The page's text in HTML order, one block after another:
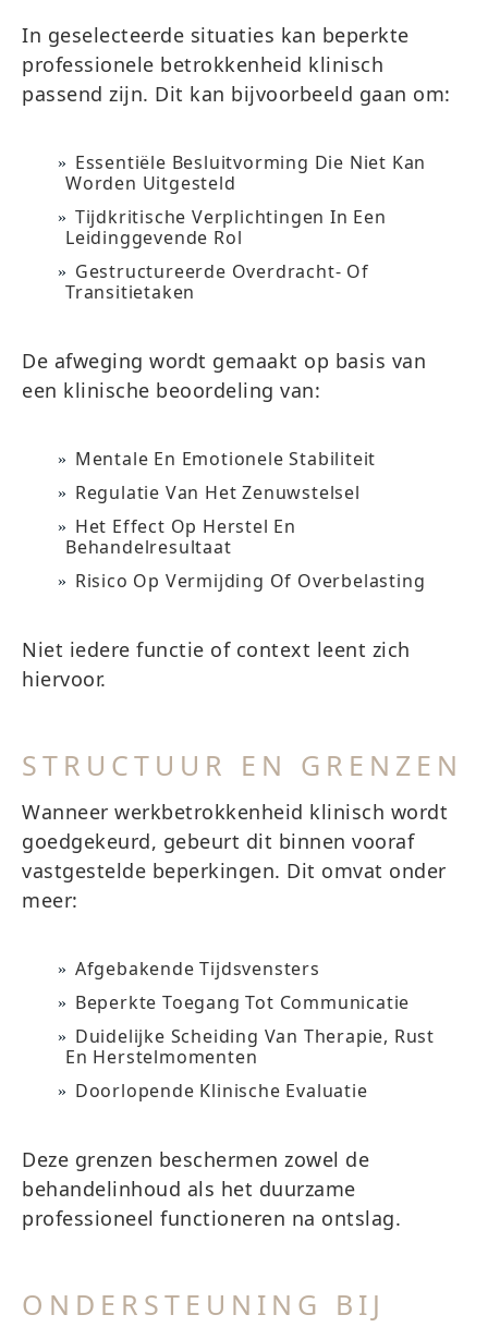
In geselecteerde situaties kan beperkte
professionele betrokkenheid klinisch
passend zijn. Dit kan bijvoorbeeld gaan om:
Essentiële Besluitvorming Die Niet Kan
Worden Uitgesteld
Tijdkritische Verplichtingen In Een
Leidinggevende Rol
Gestructureerde Overdracht- Of
Transitietaken
De afweging wordt gemaakt op basis van
een klinische beoordeling van:
Mentale En Emotionele Stabiliteit
Regulatie Van Het Zenuwstelsel
Het Effect Op Herstel En
Behandelresultaat
Risico Op Vermijding Of Overbelasting
Niet iedere functie of context leent zich
hiervoor.
STRUCTUUR EN GRENZEN
Wanneer werkbetrokkenheid klinisch wordt
goedgekeurd, gebeurt dit binnen vooraf
vastgestelde beperkingen. Dit omvat onder
meer:
Afgebakende Tijdsvensters
Beperkte Toegang Tot Communicatie
Duidelijke Scheiding Van Therapie, Rust
En Herstelmomenten
Doorlopende Klinische Evaluatie
Deze grenzen beschermen zowel de
behandelinhoud als het duurzame
professioneel functioneren na ontslag.
ONDERSTEUNING BIJ